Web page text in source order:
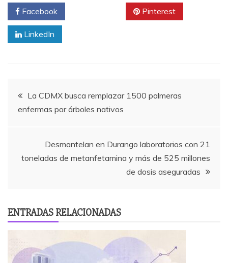
Facebook Pinterest
LinkedIn
Navegación
entradas
La CDMX busca remplazar 1500 palmeras
enfermas por árboles nativos
Desmantelan en Durango laboratorios con 21
toneladas de metanfetamina y más de 525 millones
de dosis aseguradas
ENTRADAS RELACIONADAS